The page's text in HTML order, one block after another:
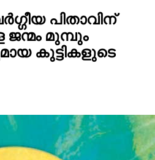
പിതാവിന്
ജന്മം മുമ്പും
കുട്ടികളുടെ